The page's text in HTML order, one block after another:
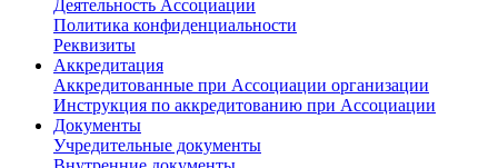
Деятельность Ассоциации
Политика конфиденциальности
Реквизиты
Аккредитация
Аккредитованные при Ассоциации организации
Инструкция по аккредитованию при Ассоциации
Документы
Учредительные документы